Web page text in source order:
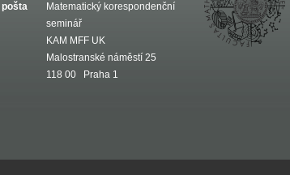
pošta
Matematický korespondenční
seminář
KAM MFF UK
Malostranské náměstí 25
118 00 Praha 1